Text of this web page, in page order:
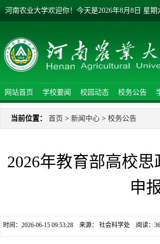
河南农业大学欢迎你！ 今天是2026年8月8日 星期
网站首页 学校要闻 校园动态 校务公告
当前位置： 首页 > 新闻中心 > 校务公告
2026年教育部高校
申
时间：2026-06-15 09:53:28 来源： 社会科学处 阅读：